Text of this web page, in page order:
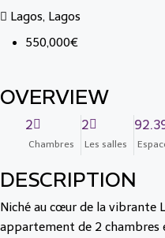
Lagos, Lagos
550,000€
OVERVIEW
2
Chambres
2
Les salles
DESCRIPTION
Niché au cœur de la vibrante
appartement de 2 chambres